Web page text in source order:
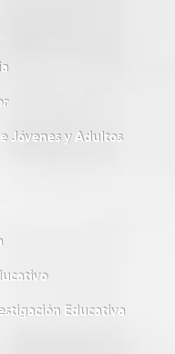
Jóvenes y Adultos
Educativa